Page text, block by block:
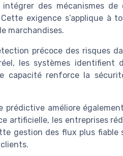
des mécanismes
exigence s’applique à
marchandises.
précoce des risques
les systèmes identifient
capacité renforce la
améliore
artificielle, les entreprises
gestion des flux plus